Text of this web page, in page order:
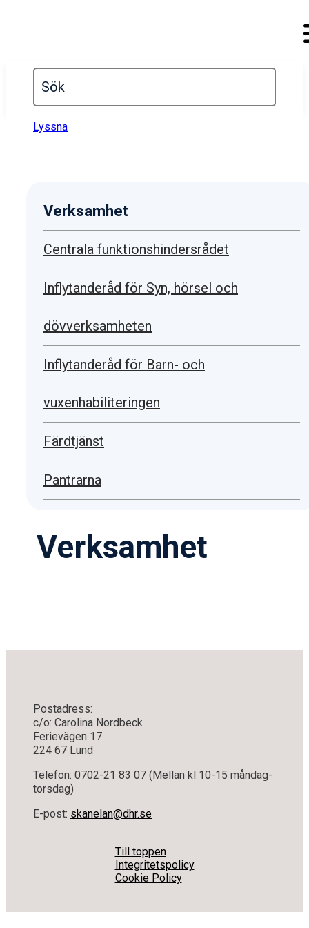
Lyssna
Verksamhet
Verksamhet
Centrala funktionshindersrådet
Inflytanderåd för Syn, hörsel och
dövverksamheten
Inflytanderåd för Barn- och
vuxenhabiliteringen
Färdtjänst
Pantrarna
Postadress:
c/o: Carolina Nordbeck
Ferievägen 17
224 67 Lund
Telefon: 0702-21 83 07 (Mellan kl 10-15 måndag-
torsdag)
E-post: skanelan@dhr.se
Till toppen
Integritetspolicy
Cookie Policy